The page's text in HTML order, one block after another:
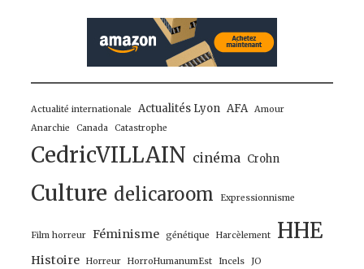
Actualité internationale Actualités Lyon AFA
Amour
Anarchie
Canada Catastrophe
CedricVILLAIN cinéma Crohn
Culture delicaroom Expressionnisme
Film horreur Féminisme génétique Harcèlement HHE
Histoire Horreur HorroHumanumEst Incels JO